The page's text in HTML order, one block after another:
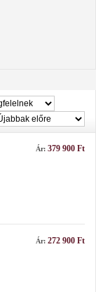
Ár: 379 900 Ft
Ár: 272 900 Ft